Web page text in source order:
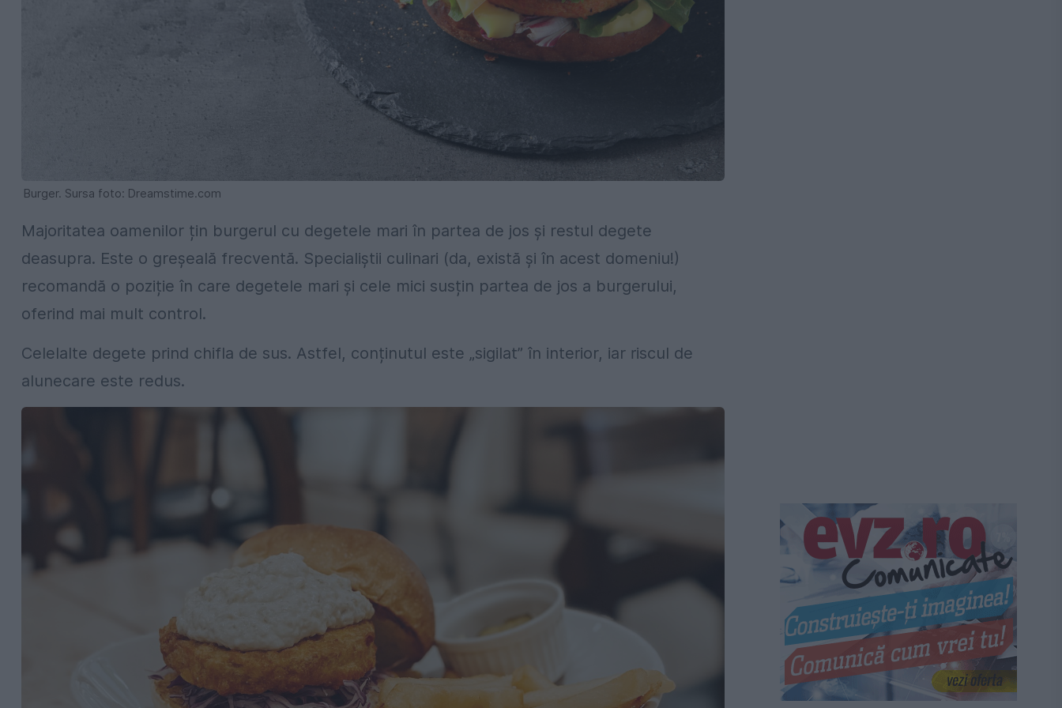
Burger. Sursa foto: Dreamstime.com
Majoritatea oamenilor țin burgerul cu degetele mari în partea de jos și restul degete
deasupra. Este o greșeală frecventă. Specialiștii culinari (da, există și în acest domeniu!)
recomandă o poziție în care degetele mari și cele mici susțin partea de jos a burgerului,
oferind mai mult control.
Celelalte degete prind chifla de sus. Astfel, conținutul este „sigilat” în interior, iar riscul de
alunecare este redus.